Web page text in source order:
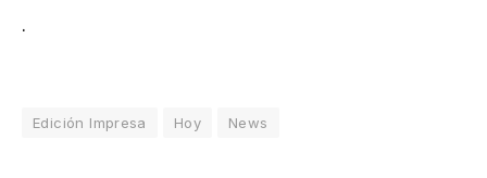
.
Edición Impresa Hoy News